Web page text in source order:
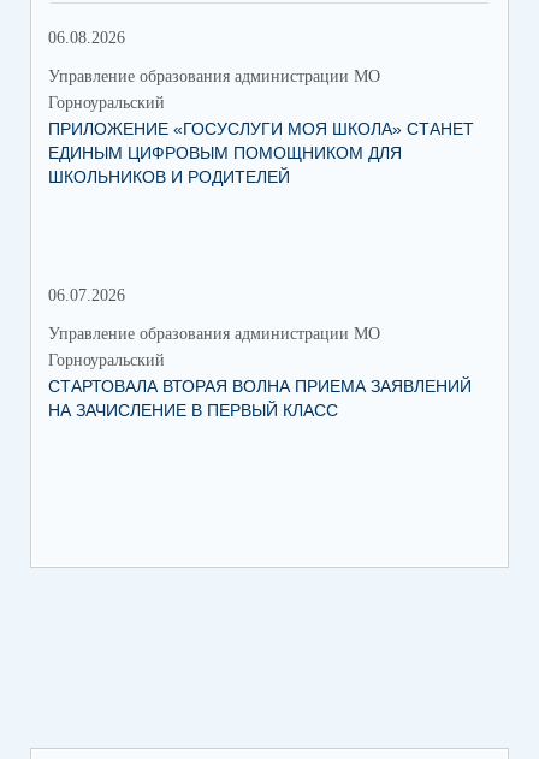
06.08.2026
Управление образования администрации МО
Горноуральский
ПРИЛОЖЕНИЕ «ГОСУСЛУГИ МОЯ ШКОЛА» СТАНЕТ
ЕДИНЫМ ЦИФРОВЫМ ПОМОЩНИКОМ ДЛЯ
ШКОЛЬНИКОВ И РОДИТЕЛЕЙ
06.07.2026
Управление образования администрации МО
Горноуральский
СТАРТОВАЛА ВТОРАЯ ВОЛНА ПРИЕМА ЗАЯВЛЕНИЙ
НА ЗАЧИСЛЕНИЕ В ПЕРВЫЙ КЛАСС